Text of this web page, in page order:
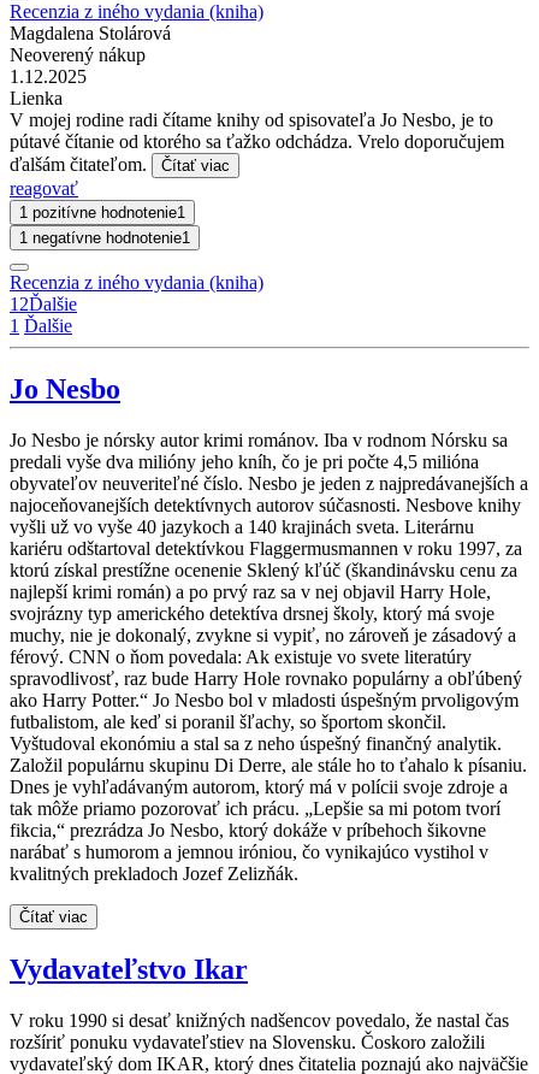
Recenzia z iného vydania (kniha)
Magdalena Stolárová
Neoverený nákup
1.12.2025
Lienka
V mojej rodine radi čítame knihy od spisovateľa Jo Nesbo, je to
pútavé čítanie od ktorého sa ťažko odchádza. Vrelo doporučujem
ďalšám čitateľom.
Čítať viac
reagovať
1 pozitívne hodnotenie1
1 negatívne hodnotenie1
Recenzia z iného vydania (kniha)
12Ďalšie
1 Ďalšie
Jo Nesbo
Jo Nesbo je nórsky autor krimi románov. Iba v rodnom Nórsku sa
predali vyše dva milióny jeho kníh, čo je pri počte 4,5 milióna
obyvateľov neuveriteľné číslo. Nesbo je jeden z najpredávanejších a
najoceňovanejších detektívnych autorov súčasnosti. Nesbove knihy
vyšli už vo vyše 40 jazykoch a 140 krajinách sveta. Literárnu
kariéru odštartoval detektívkou Flaggermusmannen v roku 1997, za
ktorú získal prestížne ocenenie Sklený kľúč (škandinávsku cenu za
najlepší krimi román) a po prvý raz sa v nej objavil Harry Hole,
svojrázny typ amerického detektíva drsnej školy, ktorý má svoje
muchy, nie je dokonalý, zvykne si vypiť, no zároveň je zásadový a
férový. CNN o ňom povedala: Ak existuje vo svete literatúry
spravodlivosť, raz bude Harry Hole rovnako populárny a obľúbený
ako Harry Potter.“ Jo Nesbo bol v mladosti úspešným prvoligovým
futbalistom, ale keď si poranil šľachy, so športom skončil.
Vyštudoval ekonómiu a stal sa z neho úspešný finančný analytik.
Založil populárnu skupinu Di Derre, ale stále ho to ťahalo k písaniu.
Dnes je vyhľadávaným autorom, ktorý má v polícii svoje zdroje a
tak môže priamo pozorovať ich prácu. „Lepšie sa mi potom tvorí
fikcia,“ prezrádza Jo Nesbo, ktorý dokáže v príbehoch šikovne
narábať s humorom a jemnou iróniou, čo vynikajúco vystihol v
kvalitných prekladoch Jozef Zelizňák.
Čítať viac
Vydavateľstvo Ikar
V roku 1990 si desať knižných nadšencov povedalo, že nastal čas
rozšíriť ponuku vydavateľstiev na Slovensku. Čoskoro založili
vydavateľský dom IKAR, ktorý dnes čitatelia poznajú ako najväčšie